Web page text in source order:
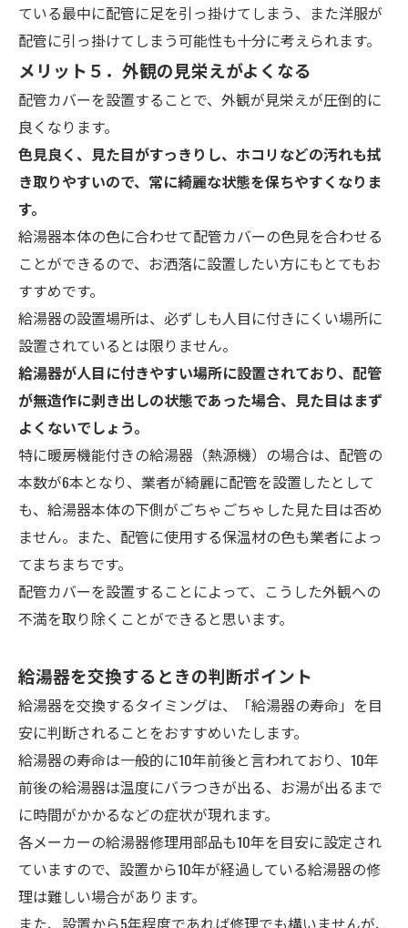
ている最中に配管に足を引っ掛けてしまう、また洋服が
配管に引っ掛けてしまう可能性も十分に考えられます。
メリット５．外観の見栄えがよくなる
配管カバーを設置することで、外観が見栄えが圧倒的に
良くなります。
色見良く、見た目がすっきりし、ホコリなどの汚れも拭
き取りやすいので、常に綺麗な状態を保ちやすくなりま
す。
給湯器本体の色に合わせて配管カバーの色見を合わせる
ことができるので、お洒落に設置したい方にもとてもお
すすめです。
給湯器の設置場所は、必ずしも人目に付きにくい場所に
設置されているとは限りません。
給湯器が人目に付きやすい場所に設置されており、配管
が無造作に剥き出しの状態であった場合、見た目はまず
よくないでしょう。
特に暖房機能付きの給湯器（熱源機）の場合は、配管の
本数が6本となり、業者が綺麗に配管を設置したとして
も、給湯器本体の下側がごちゃごちゃした見た目は否め
ません。また、配管に使用する保温材の色も業者によっ
てまちまちです。
配管カバーを設置することによって、こうした外観への
不満を取り除くことができると思います。
給湯器を交換するときの判断ポイント
給湯器を交換するタイミングは、「給湯器の寿命」を目
安に判断されることをおすすめいたします。
給湯器の寿命は一般的に10年前後と言われており、10年
前後の給湯器は温度にバラつきが出る、お湯が出るまで
に時間がかかるなどの症状が現れます。
各メーカーの給湯器修理用部品も10年を目安に設定され
ていますので、設置から10年が経過している給湯器の修
理は難しい場合があります。
また、設置から5年程度であれば修理でも構いませんが、